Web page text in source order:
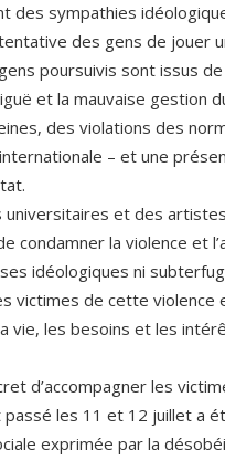
des sympathies
des gens de jouer
poursuivis sont issus
et la mauvaise gestion
des violations des
– et une
et des
condamner la violence et
idéologiques ni
victimes de cette
vie, les besoins et les
d’accompagner les
passé les 11 et 12 juillet a
exprimée par la